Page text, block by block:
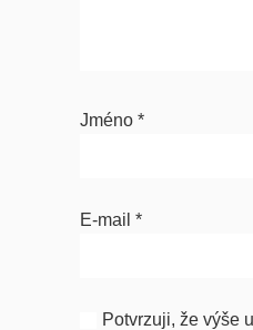
Jméno *
E-mail *
Potvrzuji, že výše